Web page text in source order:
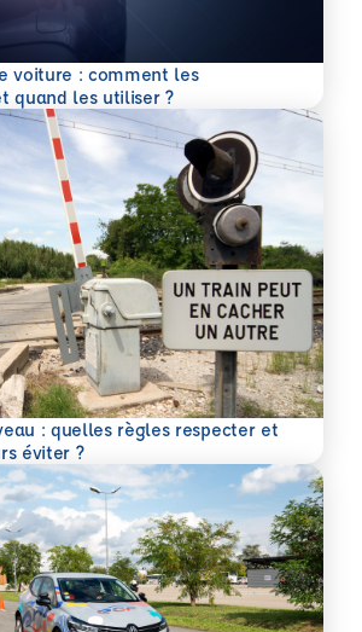
voiture : comment les
quand les utiliser ?
: quelles règles respecter et
éviter ?